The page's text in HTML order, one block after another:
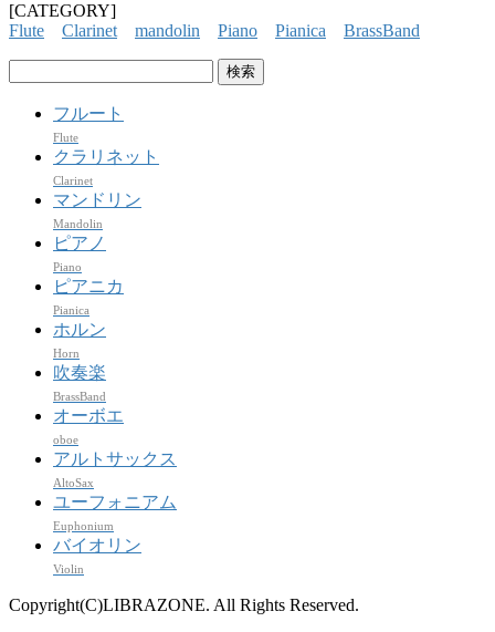
[CATEGORY]
Flute
Clarinet mandolin Piano Pianica
BrassBand
フルート
Flute
クラリネット
Clarinet
マンドリン
Mandolin
ピアノ
Piano
ピアニカ
Pianica
ホルン
Horn
吹奏楽
BrassBand
オーボエ
oboe
アルトサックス
AltoSax
ユーフォニアム
Euphonium
バイオリン
Violin
Copyright(C)LIBRAZONE. All Rights Reserved.